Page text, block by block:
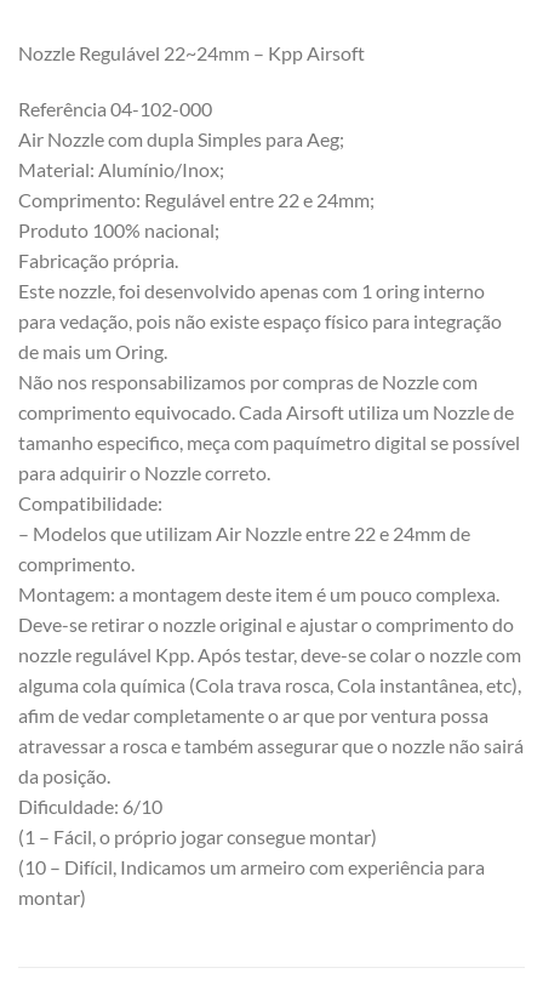
Nozzle Regulável 22~24mm – Kpp Airsoft
Referência 04-102-000
Air Nozzle com dupla Simples para Aeg;
Material: Alumínio/Inox;
Comprimento: Regulável entre 22 e 24mm;
Produto 100% nacional;
Fabricação própria.
Este nozzle, foi desenvolvido apenas com 1 oring interno
para vedação, pois não existe espaço físico para integração
de mais um Oring.
Não nos responsabilizamos por compras de Nozzle com
comprimento equivocado. Cada Airsoft utiliza um Nozzle de
tamanho especifico, meça com paquímetro digital se possível
para adquirir o Nozzle correto.
Compatibilidade:
– Modelos que utilizam Air Nozzle entre 22 e 24mm de
comprimento.
Montagem: a montagem deste item é um pouco complexa.
Deve-se retirar o nozzle original e ajustar o comprimento do
nozzle regulável Kpp. Após testar, deve-se colar o nozzle com
alguma cola química (Cola trava rosca, Cola instantânea, etc),
afim de vedar completamente o ar que por ventura possa
atravessar a rosca e também assegurar que o nozzle não sairá
da posição.
Dificuldade: 6/10
(1 – Fácil, o próprio jogar consegue montar)
(10 – Difícil, Indicamos um armeiro com experiência para
montar)